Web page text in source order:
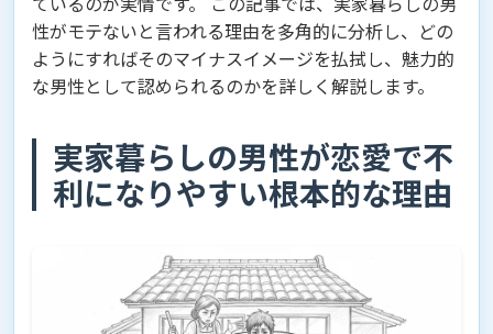
性がモテないと言われる理由を多角的に分析し、どの
ようにすればそのマイナスイメージを払拭し、魅力的
な男性として認められるのかを詳しく解説します。
実家暮らしの男性が恋愛で不
利になりやすい根本的な理由